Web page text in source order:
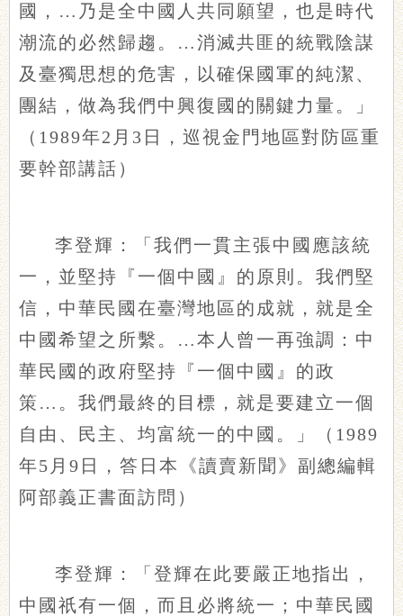
國，…乃是全中國人共同願望，也是時代
潮流的必然歸趨。…消滅共匪的統戰陰謀
及臺獨思想的危害，以確保國軍的純潔、
團結，做為我們中興復國的關鍵力量。」
（1989年2月3日，巡視金門地區對防區重
要幹部講話）
李登輝：「我們一貫主張中國應該統
一，並堅持『一個中國』的原則。我們堅
信，中華民國在臺灣地區的成就，就是全
中國希望之所繫。…本人曾一再強調：中
華民國的政府堅持『一個中國』的政
策…。我們最終的目標，就是要建立一個
自由、民主、均富統一的中國。」（1989
年5月9日，答日本《讀賣新聞》副總編輯
阿部義正書面訪問）
李登輝：「登輝在此要嚴正地指出，
中國祇有一個，而且必將統一；中華民國